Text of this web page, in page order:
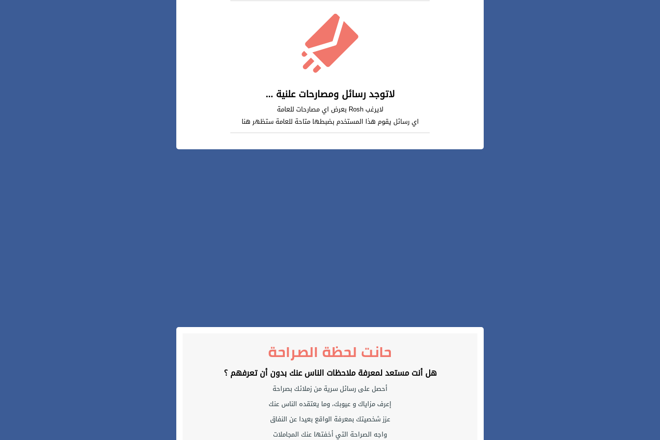
لاتوجد رسائل ومصارحات علنية ...
لايرغب Rosh بعرض اي مصارحات للعامة
اي رسائل يقوم هذا المستخدم بضبطها متاحة للعامة ستظهر هنا
حانت لحظة الصراحة
هل أنت مستعد لمعرفة ملاحظات الناس عنك بدون أن تعرفهم ؟
أحصل على رسائل سرية من زملائك بصراحة
إعرف مزاياك و عيوبك، وما يعتقده الناس عنك
عزز شخصيتك بمعرفة الواقع بعيدا عن النفاق
واجه الصراحة التي أخفتها عنك المجاملات